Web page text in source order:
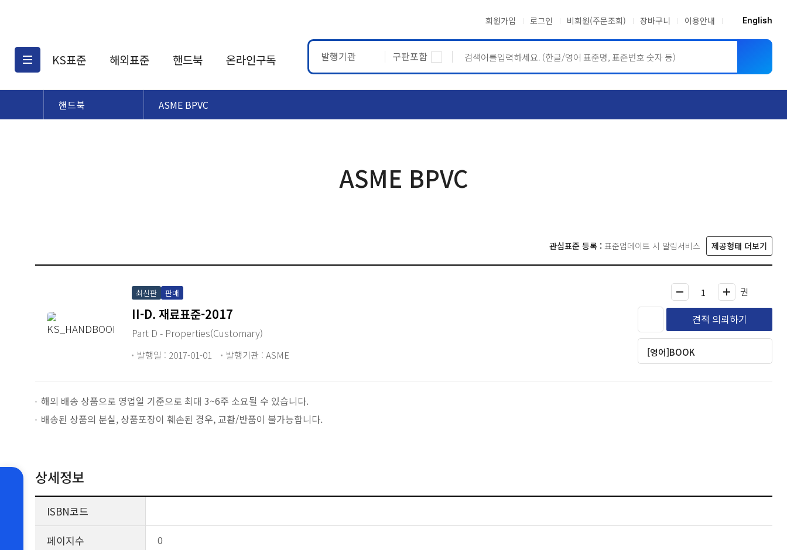
회원가입 로그인 비회원(주문조회) 장바구니 이용안내 English
KS표준
KS표준검색
해외표준
해외표준검색
핸드북 온라인구독 발행기관 구판포함
핸드북 ASME BPVC
ASME BPVC
관심표준 등록 : 표준업데이트 시 알림서비스 제공형태 더보기
최신판 판매
II-D. 재료표준-2017
Part D - Properties(Customary)
발행일 : 2017-01-01 발행기관 : ASME
권
견적 의뢰하기
[영어]BOOK
해외 배송 상품으로 영업일 기준으로 최대 3~6주 소요될 수 있습니다.
배송된 상품의 분실, 상품포장이 훼손된 경우, 교환/반품이 불가능합니다.
상세정보
ISBN코드
페이지수
0